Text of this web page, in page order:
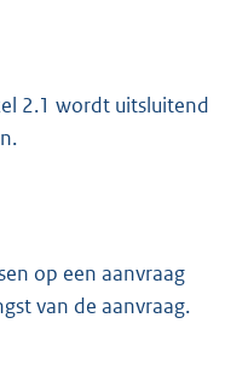
2.1 wordt uitsluitend
op een aanvraag
van de aanvraag.